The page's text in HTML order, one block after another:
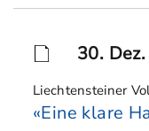
«Eine klare
Liechtensteiner
30.